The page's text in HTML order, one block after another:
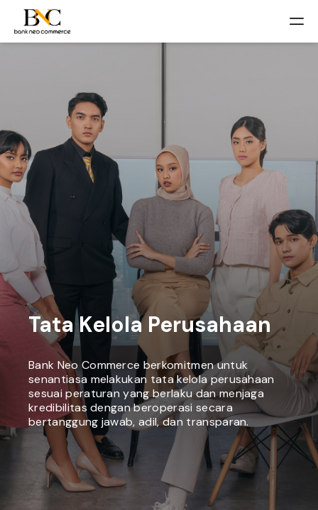
Tata Kelola Perusahaan
Bank Neo Commerce berkomitmen untuk
senantiasa melakukan tata kelola perusahaan
sesuai peraturan yang berlaku dan menjaga
kredibilitas dengan beroperasi secara
bertanggung jawab, adil, dan transparan.